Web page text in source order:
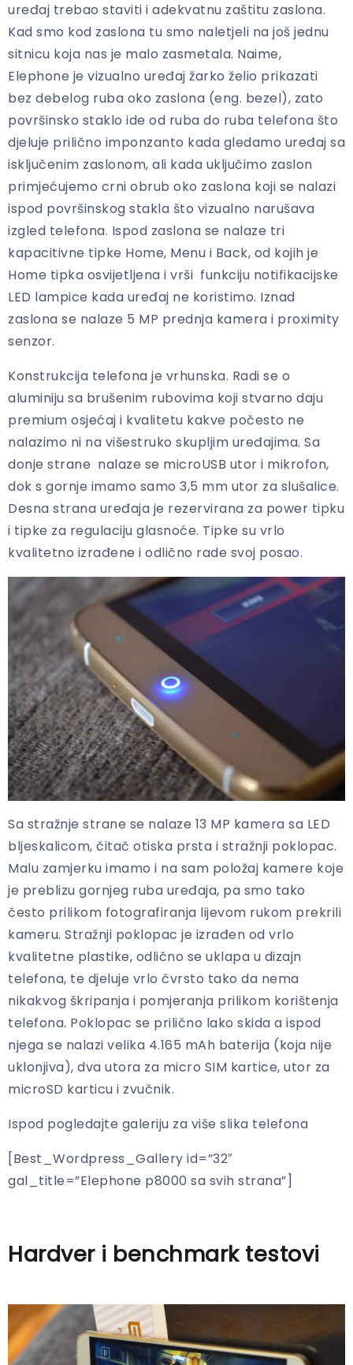
uređaj trebao staviti i adekvatnu zaštitu zaslona.
Kad smo kod zaslona tu smo naletjeli na još jednu
sitnicu koja nas je malo zasmetala. Naime,
Elephone je vizualno uređaj žarko želio prikazati
bez debelog ruba oko zaslona (eng. bezel), zato
površinsko staklo ide od ruba do ruba telefona što
djeluje prilično imponzanto kada gledamo uređaj sa
isključenim zaslonom, ali kada uključimo zaslon
primjećujemo crni obrub oko zaslona koji se nalazi
ispod površinskog stakla što vizualno narušava
izgled telefona. Ispod zaslona se nalaze tri
kapacitivne tipke Home, Menu i Back, od kojih je
Home tipka osvijetljena i vrši funkciju notifikacijske
LED lampice kada uređaj ne koristimo. Iznad
zaslona se nalaze 5 MP prednja kamera i proximity
senzor.
Konstrukcija telefona je vrhunska. Radi se o
aluminiju sa brušenim rubovima koji stvarno daju
premium osjećaj i kvalitetu kakve počesto ne
nalazimo ni na višestruko skupljim uređajima. Sa
donje strane nalaze se microUSB utor i mikrofon,
dok s gornje imamo samo 3,5 mm utor za slušalice.
Desna strana uređaja je rezervirana za power tipku
i tipke za regulaciju glasnoće. Tipke su vrlo
kvalitetno izrađene i odlično rade svoj posao.
Sa stražnje strane se nalaze 13 MP kamera sa LED
bljeskalicom, čitač otiska prsta i stražnji poklopac.
Malu zamjerku imamo i na sam položaj kamere koje
je preblizu gornjeg ruba uređaja, pa smo tako
često prilikom fotografiranja lijevom rukom prekrili
kameru. Stražnji poklopac je izrađen od vrlo
kvalitetne plastike, odlično se uklapa u dizajn
telefona, te djeluje vrlo čvrsto tako da nema
nikakvog škripanja i pomjeranja prilikom korištenja
telefona. Poklopac se prilično lako skida a ispod
njega se nalazi velika 4.165 mAh baterija (koja nije
uklonjiva), dva utora za micro SIM kartice, utor za
microSD karticu i zvučnik.
Ispod pogledajte galeriju za više slika telefona
[Best_Wordpress_Gallery id=”32″
gal_title=”Elephone p8000 sa svih strana”]
Hardver i benchmark testovi